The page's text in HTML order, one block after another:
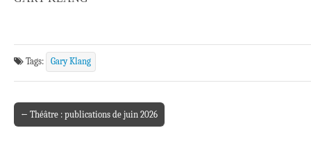
Tags: Gary Klang
Post navigation
← Théâtre : publications de juin 2026